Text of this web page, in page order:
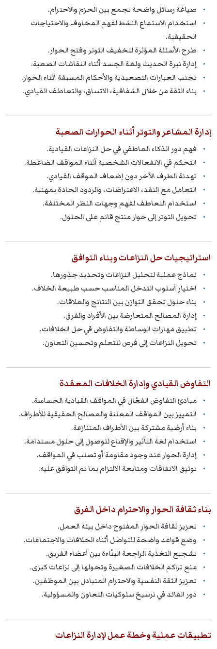
صياغة رسائل واضحة تجمع بين الحزم والاحترام.
استخدام الاستماع النشط لفهم المخاوف والاحتياجات
الحقيقية.
طرح الأسئلة المؤثرة لتخفيف التوتر وفتح الحوار.
إدارة نبرة الحديث ولغة الجسد أثناء النقاشات الصعبة.
تجنب العبارات التصعيدية والأحكام المسبقة أثناء الحوار.
بناء الثقة من خلال الشفافية، الاتساق، والتعاطف القيادي.
إدارة المشاعر والتوتر أثناء الحوارات الصعبة
فهم دور الذكاء العاطفي في حل النزاعات القيادية.
التحكم في الانفعالات الشخصية أثناء المواقف الضاغطة.
تهدئة الطرف الآخر دون إضعاف الموقف القيادي.
التعامل مع النقد، الاعتراضات، والردود الحادة بمهنية.
استخدام التعاطف لفهم وجهات النظر المختلفة.
تحويل التوتر إلى حوار منتج قائم على الحلول.
استراتيجيات حل النزاعات وبناء التوافق
نماذج عملية لتحليل النزاعات وتحديد جذورها.
اختيار أسلوب التدخل المناسب حسب طبيعة الخلاف.
بناء حلول تحقق التوازن بين النتائج والعلاقات.
إدارة المصالح المتعارضة بين الأفراد والفرق.
تطبيق مهارات الوساطة والتفاوض في حل الخلافات.
تحويل النزاعات إلى فرص للتعلم وتحسين التعاون.
التفاوض القيادي وإدارة الخلافات المعقدة
مبادئ التفاوض الفعّال في المواقف القيادية الحساسة.
التمييز بين المواقف المعلنة والمصالح الحقيقية للأطراف.
بناء أرضية مشتركة بين الأطراف المتنازعة.
استخدام لغة التأثير والإقناع للوصول إلى حلول مستدامة.
إدارة الحوار عند وجود مقاومة أو تصلب في المواقف.
توثيق الاتفاقات ومتابعة الالتزام بما تم التوافق عليه.
بناء ثقافة الحوار والاحترام داخل الفرق
تعزيز ثقافة الحوار المفتوح داخل بيئة العمل.
وضع قواعد واضحة للتواصل أثناء الخلافات والاجتماعات.
تشجيع التغذية الراجعة البنّاءة بين أعضاء الفريق.
منع تراكم الخلافات الصغيرة وتحولها إلى نزاعات كبرى.
تعزيز الثقة النفسية والاحترام المتبادل بين الموظفين.
دور القائد في ترسيخ سلوكيات التعاون والمسؤولية.
تطبيقات عملية وخطة عمل لإدارة النزاعات